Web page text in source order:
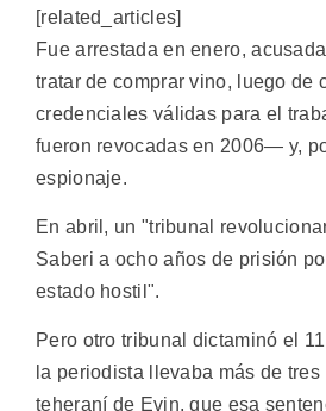
[related_articles]
Fue arrestada en enero,
tratar de comprar vino, luego de
credenciales válidas para el
fueron revocadas en 2006— y,
espionaje.
En abril, un "tribunal
Saberi a ocho años de prisión
estado hostil".
Pero otro tribunal dictaminó el
la periodista llevaba más de tres
teheraní de Evin, que esa